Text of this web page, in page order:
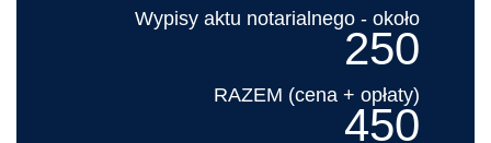
Wypisy aktu notarialnego - około
250
RAZEM (cena + opłaty)
450